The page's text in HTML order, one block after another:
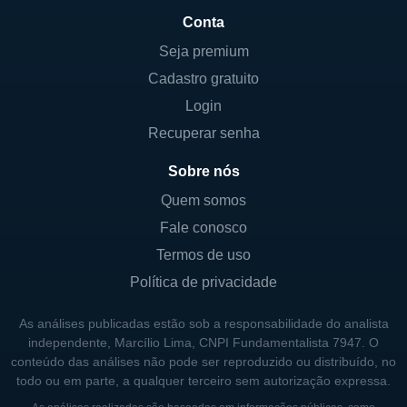
rapidamente às necessidades do mercado.
CONTROLADORES E ESTRUTURA
A Exxon Mobil é uma empresa pública
entre os acionistas. Não há um controlador
majoritário; no entanto, a família Rockefeller,
que foi uma das fundadoras da Standard Oil
que mais tarde se tornou a Exxon Mobil,
significativa dos acionistas, embora sua
participação tenha diminuído ao longo do
tempo. Assim, a estrutura acionária é
formada por investidores institucionais e
Conta
Seja premium
Cadastro gratuito
Login
Recuperar senha
Sobre nós
Quem somos
Fale conosco
Termos de uso
Política de privacidade
As análises publicadas estão sob a responsabilidade do analista
independente, Marcílio Lima, CNPI Fundamentalista 7947. O
conteúdo das análises não pode ser reproduzido ou distribuído, no
todo ou em parte, a qualquer terceiro sem autorização expressa.